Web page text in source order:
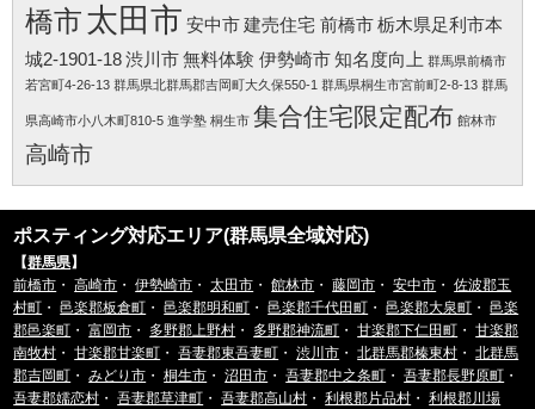
橋市太田市 安中市建売住宅 前橋市栃木県足利市本
城2-1901-18渋川市無料体験 伊勢崎市知名度向上 群馬県前橋市
若宮町4-26-13 群馬県北群馬郡吉岡町大久保550-1 群馬県桐生市宮前町2-8-13 群馬
県高崎市小八木町810-5 進学塾 桐生市 集合住宅限定配布 館林市
高崎市
ポスティング対応エリア(群馬県全域対応)
【群馬県】
前橋市 ・高崎市 ・伊勢崎市 ・太田市 ・館林市 ・藤岡市 ・安中市 ・佐波郡玉
村町 ・邑楽郡板倉町 ・邑楽郡明和町 ・邑楽郡千代田町 ・邑楽郡大泉町 ・邑楽
郡邑楽町 ・富岡市 ・ 多野郡上野村 ・ 多野郡神流町 ・甘楽郡下仁田町 ・甘楽郡
南牧村 ・甘楽郡甘楽町 ・吾妻郡東吾妻町 ・渋川市 ・北群馬郡榛東村 ・北群馬
郡吉岡町 ・みどり市 ・桐生市 ・沼田市 ・吾妻郡中之条町 ・吾妻郡長野原町 ・
吾妻郡嬬恋村 ・吾妻郡草津町 ・吾妻郡高山村 ・利根郡片品村 ・利根郡川場